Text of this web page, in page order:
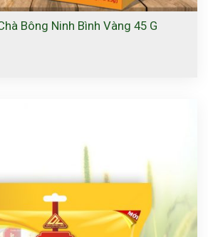
Bông Ninh Bình Vàng 45 G